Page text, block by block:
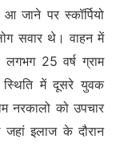
जाने पर स्कॉर्पियो
सवार थे। वाहन में
लगभग 25 वर्ष ग्राम
स्थिति में दूसरे युवक
नरकालो को उपचार
जहां इलाज के दौरान